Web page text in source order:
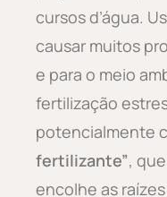
cursos d’água.
causar muitos
e para o meio
fertilização
potencialmente
fertilizante”,
encolhe as